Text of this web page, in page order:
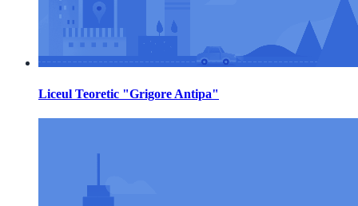
Liceul Teoretic "Grigore Antipa"